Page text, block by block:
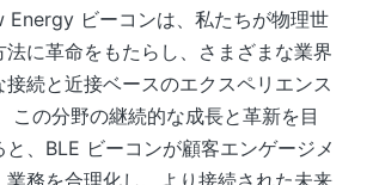
ビーコンは、私たちが物理世
に革命をもたらし、さまざまな業界
接続と近接ベースのエクスペリエンス
この分野の継続的な成長と革新を目
、BLE ビーコンが顧客エンゲージメ
業務を合理化し、より接続された未来